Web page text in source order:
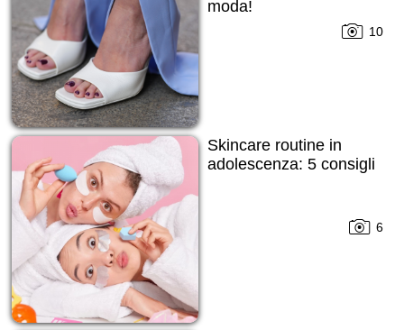
moda!
10
Skincare routine in
adolescenza: 5 consigli
6